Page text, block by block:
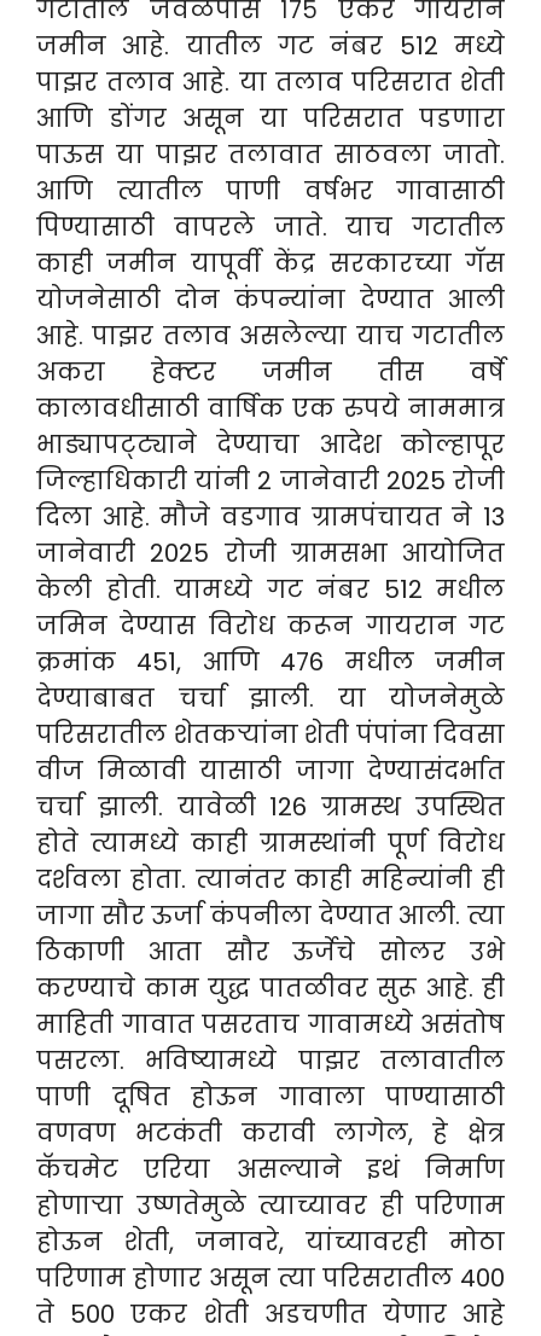
गटातील जवळपास १७५ एकर गायरान
जमीन आहे. यातील गट नंबर 512 मध्ये
पाझर तलाव आहे. या तलाव परिसरात शेती
आणि डोंगर असून या परिसरात पडणारा
पाऊस या पाझर तलावात साठवला जातो.
आणि त्यातील पाणी वर्षभर गावासाठी
पिण्यासाठी वापरले जाते. याच गटातील
काही जमीन यापूर्वी केंद्र सरकारच्या गॅस
योजनेसाठी दोन कंपन्यांना देण्यात आली
आहे. पाझर तलाव असलेल्या याच गटातील
अकरा हेक्टर जमीन तीस वर्षे
कालावधीसाठी वार्षिक एक रुपये नाममात्र
भाड्यापट्ट्याने देण्याचा आदेश कोल्हापूर
जिल्हाधिकारी यांनी 2 जानेवारी 2025 रोजी
दिला आहे.मौजे वडगाव ग्रामपंचायत ने 13
जानेवारी 2025 रोजी ग्रामसभा आयोजित
केली होती. यामध्ये गट नंबर 512 मधील
जमिन देण्यास विरोध करून गायरान गट
क्रमांक 451, आणि 476 मधील जमीन
देण्याबाबत चर्चा झाली. या योजनेमुळे
परिसरातील शेतकऱ्यांना शेती पंपांना दिवसा
वीज मिळावी यासाठी जागा देण्यासंदर्भात
चर्चा झाली. यावेळी 126 ग्रामस्थ उपस्थित
होते त्यामध्ये काही ग्रामस्थांनी पूर्ण विरोध
दर्शवला होता. त्यानंतर काही महिन्यांनी ही
जागा सौर ऊर्जा कंपनीला देण्यात आली. त्या
ठिकाणी आता सौर ऊर्जेचे सोलर उभे
करण्याचे काम युद्ध पातळीवर सुरू आहे. ही
माहिती गावात पसरताच गावामध्ये असंतोष
पसरला. भविष्यामध्ये पाझर तलावातील
पाणी दूषित होऊन गावाला पाण्यासाठी
वणवण भटकंती करावी लागेल, हे क्षेत्र
कॅचमेट एरिया असल्याने इथं निर्माण
होणाऱ्या उष्णतेमुळे त्याच्यावर ही परिणाम
होऊन शेती, जनावरे, यांच्यावरही मोठा
परिणाम होणार असून त्या परिसरातील 400
ते 500 एकर शेती अडचणीत येणार आहे